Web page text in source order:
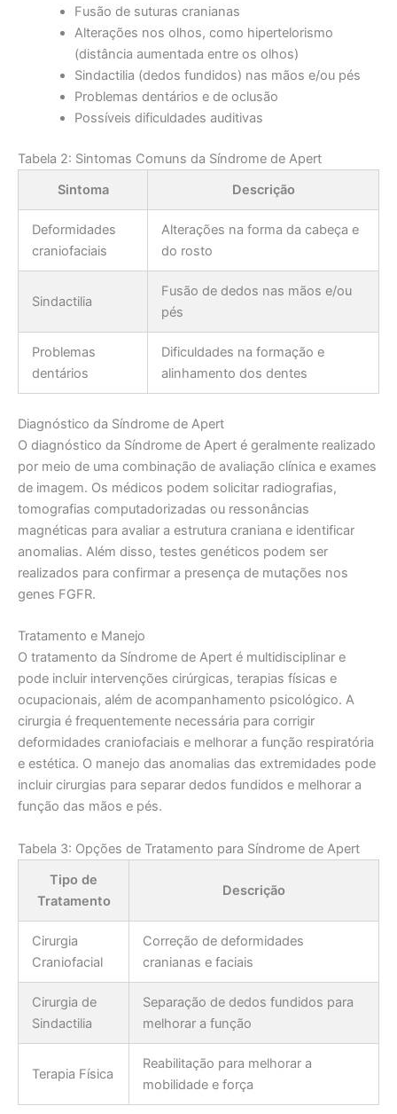
Fusão de suturas cranianas
Alterações nos olhos, como hipertelorismo
(distância aumentada entre os olhos)
Sindactilia (dedos fundidos) nas mãos e/ou pés
Problemas dentários e de oclusão
Possíveis dificuldades auditivas
Tabela 2: Sintomas Comuns da Síndrome de Apert
Sintoma
Descrição
Deformidades
craniofaciais
Alterações na forma da cabeça e
do rosto
Sindactilia
Fusão de dedos nas mãos e/ou
pés
Problemas
dentários
Dificuldades na formação e
alinhamento dos dentes
Diagnóstico da Síndrome de Apert
O diagnóstico da Síndrome de Apert é geralmente realizado
por meio de uma combinação de avaliação clínica e exames
de imagem. Os médicos podem solicitar radiografias,
tomografias computadorizadas ou ressonâncias
magnéticas para avaliar a estrutura craniana e identificar
anomalias. Além disso, testes genéticos podem ser
realizados para confirmar a presença de mutações nos
genes FGFR.
Tratamento e Manejo
O tratamento da Síndrome de Apert é multidisciplinar e
pode incluir intervenções cirúrgicas, terapias físicas e
ocupacionais, além de acompanhamento psicológico. A
cirurgia é frequentemente necessária para corrigir
deformidades craniofaciais e melhorar a função respiratória
e estética. O manejo das anomalias das extremidades pode
incluir cirurgias para separar dedos fundidos e melhorar a
função das mãos e pés.
Tabela 3: Opções de Tratamento para Síndrome de Apert
Tipo de
Tratamento
Descrição
Cirurgia
Craniofacial
Correção de deformidades
cranianas e faciais
Cirurgia de
Sindactilia
Separação de dedos fundidos para
melhorar a função
Terapia Física
Reabilitação para melhorar a
mobilidade e força